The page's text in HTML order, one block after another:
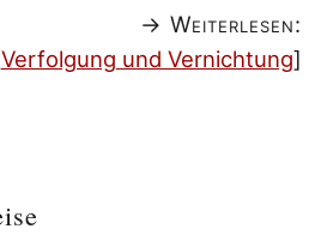
→ Weiterlesen:
Verfolgung und Vernichtung]